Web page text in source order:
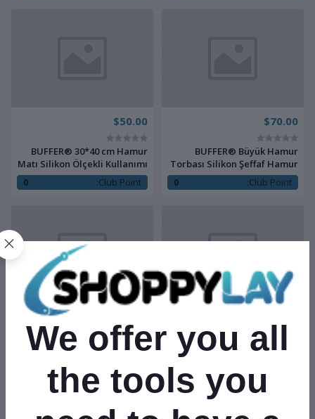
$70.00
BUFFER® Büyük Hamur
Torbası Silikon Şeffaf Hamur
Yoğurma Torbası Ekmek
Makarna Mantı Hamuru
Club Point:
0
$50.00
BUFFER® 30*40 cm Hamur
Matı Silikon Ölçekli Kullanımı
Kolay Hamur Açma Matı
Club Point:
0
BUFFER® 40*50 cm Silikon
Hamur Açma Matı Ekmek
Mantı Makarna Hamuru
Club Point:
0
BUFFER® Orta Hamur
Yoğurma Torbası Ekmek
Makarna Mantı Hamuru
Club Point:
We offer you all
the tools you